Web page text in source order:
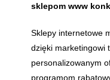
sklepom www
Sklepy internetowe
dzięki marketingowi
personalizowanym
programom